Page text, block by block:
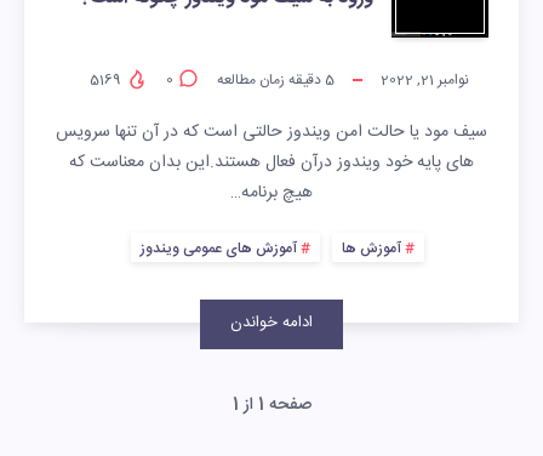
نوامبر 21, 2022 5 دقیقه زمان مطالعه 0
سیف مود یا حالت امن ویندوز حالتی است که در آن تنها سرویس
های پایه خود ویندوز درآن فعال هستند.این بدان معناست که
هیچ برنامه…
آموزش ها آموزش های عمومی ویندوز
ادامه خواندن
صفحه 1 از 1